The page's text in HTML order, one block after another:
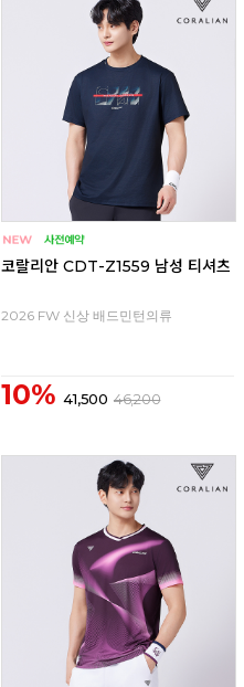
코랄리안 CDT-Z1559 남성 티셔츠
2026 FW 신상 배드민턴의류
10% 41,500 46,200